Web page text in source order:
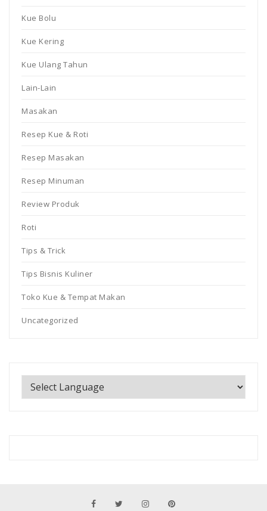
Kue Bolu
Kue Kering
Kue Ulang Tahun
Lain-Lain
Masakan
Resep Kue & Roti
Resep Masakan
Resep Minuman
Review Produk
Roti
Tips & Trick
Tips Bisnis Kuliner
Toko Kue & Tempat Makan
Uncategorized